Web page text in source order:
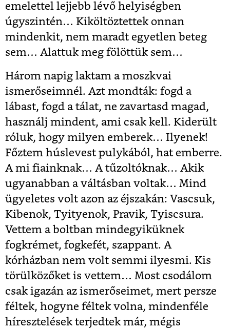
emelettel lejjebb lévő helyiségben
úgyszintén… Kiköltöztettek onnan
mindenkit, nem maradt egyetlen beteg
sem… Alattuk meg fölöttük sem…
Három napig laktam a moszkvai
ismerőseimnél. Azt mondták: fogd a
lábast, fogd a tálat, ne zavartasd magad,
használj mindent, ami csak kell. Kiderült
róluk, hogy milyen emberek… Ilyenek!
Főztem húslevest pulykából, hat emberre.
A mi fiainknak… A tűzoltóknak… Akik
ugyanabban a váltásban voltak… Mind
ügyeletes volt azon az éjszakán: Vascsuk,
Kibenok, Tyityenok, Pravik, Tyiscsura.
Vettem a boltban mindegyiküknek
fogkrémet, fogkefét, szappant. A
kórházban nem volt semmi ilyesmi. Kis
törülközőket is vettem… Most csodálom
csak igazán az ismerőseimet, mert persze
féltek, hogyne féltek volna, mindenféle
híresztelések terjedtek már, mégis